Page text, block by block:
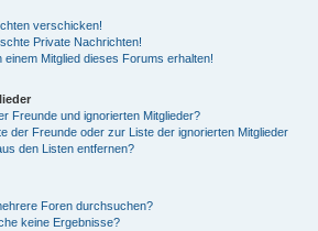
verschicken!
Private Nachrichten!
Mitglied dieses Forums erhalten!
Freunde und ignorierten Mitglieder?
der Freunde oder zur Liste der ignorierten Mitglieder
den Listen entfernen?
Foren durchsuchen?
keine Ergebnisse?